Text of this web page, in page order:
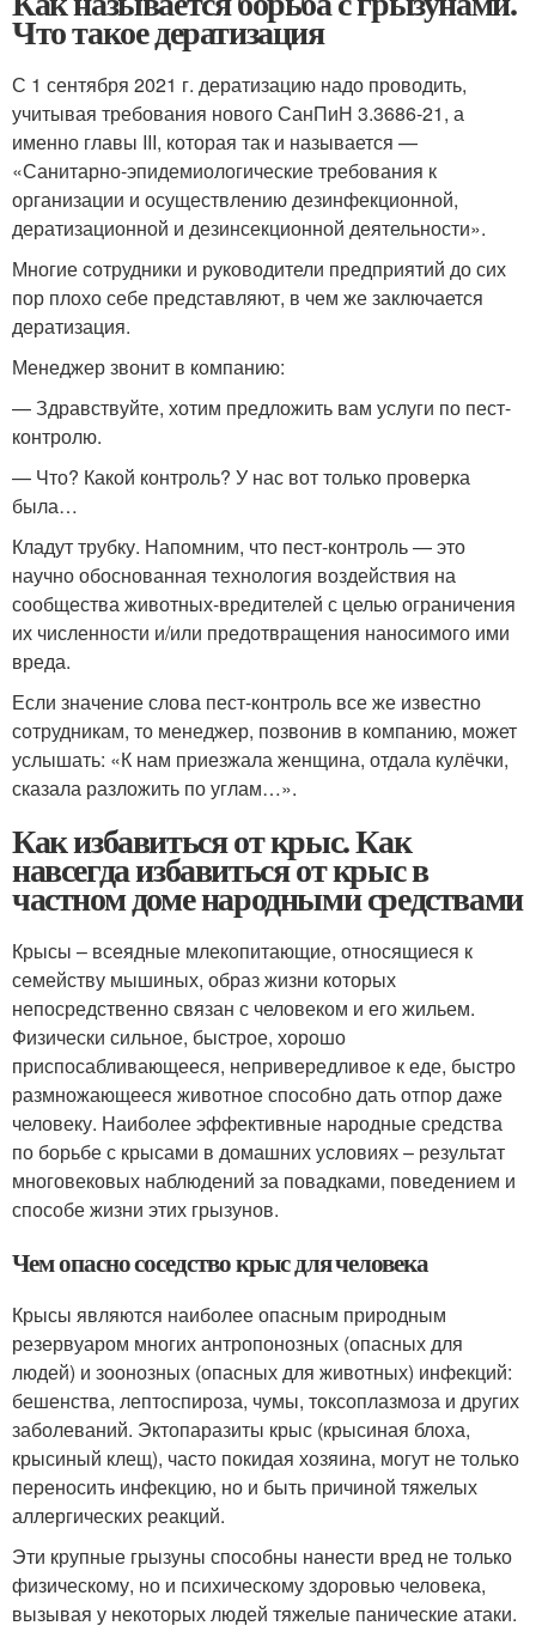
Что такое дератизация
С 1 сентября 2021 г. дератизацию надо проводить,
учитывая требования нового СанПиН 3.3686‑21, а
именно главы III, которая так и называется —
«Санитарно-эпидемиологические требования к
организации и осуществлению дезинфекционной,
дератизационной и дезинсекционной деятельности».
Многие сотрудники и руководители предприятий до сих
пор плохо себе представляют, в чем же заключается
дератизация.
Менеджер звонит в компанию:
— Здравствуйте, хотим предложить вам услуги по пест-
контролю.
— Что? Какой контроль? У нас вот только проверка
была…
Кладут трубку. Напомним, что пест-контроль — это
научно обоснованная технология воздействия на
сообщества животных-вредителей с целью ограничения
их численности и/или предотвращения наносимого ими
вреда.
Если значение слова пест-контроль все же известно
сотрудникам, то менеджер, позвонив в компанию, может
услышать: «К нам приезжала женщина, отдала кулёчки,
сказала разложить по углам…».
Как избавиться от крыс. Как
навсегда избавиться от крыс в
частном доме народными средствами
Крысы – всеядные млекопитающие, относящиеся к
семейству мышиных, образ жизни которых
непосредственно связан с человеком и его жильем.
Физически сильное, быстрое, хорошо
приспосабливающееся, непривередливое к еде, быстро
размножающееся животное способно дать отпор даже
человеку. Наиболее эффективные народные средства
по борьбе с крысами в домашних условиях – результат
многовековых наблюдений за повадками, поведением и
способе жизни этих грызунов.
Чем опасно соседство крыс для человека
Крысы являются наиболее опасным природным
резервуаром многих антропонозных (опасных для
людей) и зоонозных (опасных для животных) инфекций:
бешенства, лептоспироза, чумы, токсоплазмоза и других
заболеваний. Эктопаразиты крыс (крысиная блоха,
крысиный клещ), часто покидая хозяина, могут не только
переносить инфекцию, но и быть причиной тяжелых
аллергических реакций.
Эти крупные грызуны способны нанести вред не только
физическому, но и психическому здоровью человека,
вызывая у некоторых людей тяжелые панические атаки.